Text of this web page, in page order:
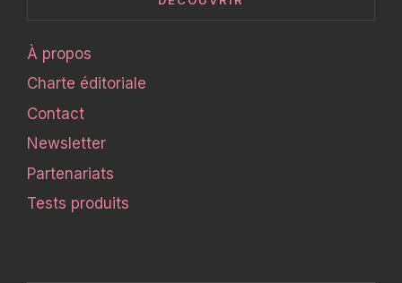
À propos
Charte éditoriale
Contact
Newsletter
Partenariats
Tests produits